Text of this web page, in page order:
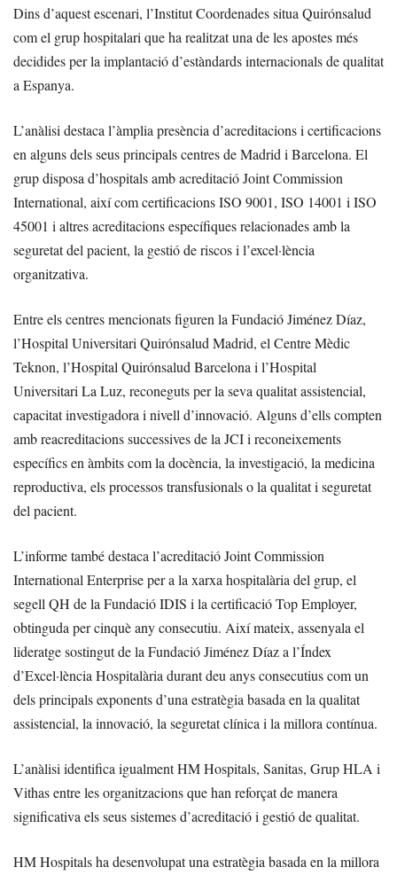
Dins d’aquest escenari, l’Institut Coordenades situa Quirónsalud
com el grup hospitalari que ha realitzat una de les apostes més
decidides per la implantació d’estàndards internacionals de qualitat
a Espanya.
L’anàlisi destaca l’àmplia presència d’acreditacions i certificacions
en alguns dels seus principals centres de Madrid i Barcelona. El
grup disposa d’hospitals amb acreditació Joint Commission
International, així com certificacions ISO 9001, ISO 14001 i ISO
45001 i altres acreditacions específiques relacionades amb la
seguretat del pacient, la gestió de riscos i l’excel·lència
organitzativa.
Entre els centres mencionats figuren la Fundació Jiménez Díaz,
l’Hospital Universitari Quirónsalud Madrid, el Centre Mèdic
Teknon, l’Hospital Quirónsalud Barcelona i l’Hospital
Universitari La Luz, reconeguts per la seva qualitat assistencial,
capacitat investigadora i nivell d’innovació. Alguns d’ells compten
amb reacreditacions successives de la JCI i reconeixements
específics en àmbits com la docència, la investigació, la medicina
reproductiva, els processos transfusionals o la qualitat i seguretat
del pacient.
L’informe també destaca l’acreditació Joint Commission
International Enterprise per a la xarxa hospitalària del grup, el
segell QH de la Fundació IDIS i la certificació Top Employer,
obtinguda per cinquè any consecutiu. Així mateix, assenyala el
lideratge sostingut de la Fundació Jiménez Díaz a l’Índex
d’Excel·lència Hospitalària durant deu anys consecutius com un
dels principals exponents d’una estratègia basada en la qualitat
assistencial, la innovació, la seguretat clínica i la millora contínua.
L’anàlisi identifica igualment HM Hospitals, Sanitas, Grup HLA i
Vithas entre les organitzacions que han reforçat de manera
significativa els seus sistemes d’acreditació i gestió de qualitat.
HM Hospitals ha desenvolupat una estratègia basada en la millora